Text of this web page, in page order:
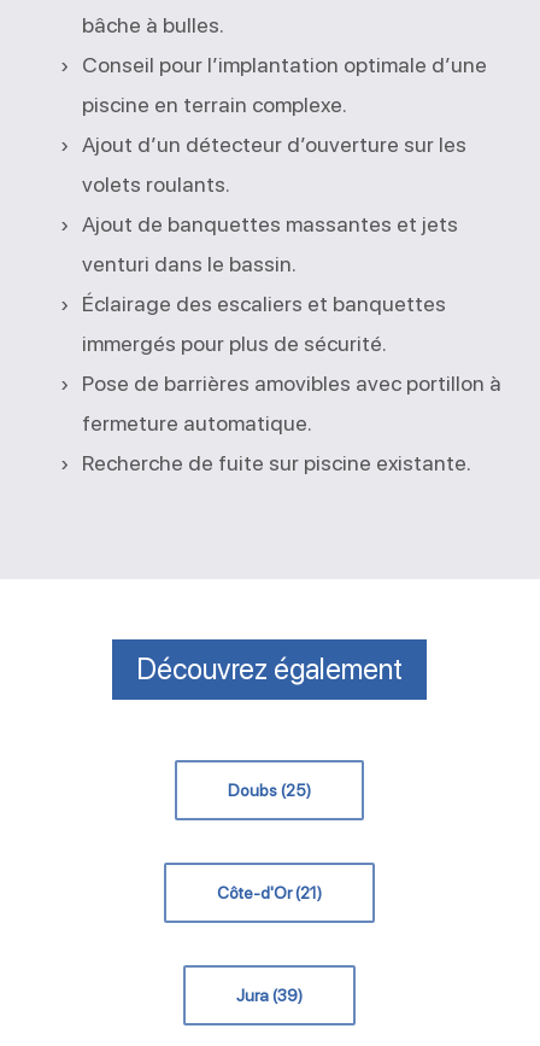
bâche à bulles.
Conseil pour l’implantation optimale d’une
piscine en terrain complexe.
Ajout d’un détecteur d’ouverture sur les
volets roulants.
Ajout de banquettes massantes et jets
venturi dans le bassin.
Éclairage des escaliers et banquettes
immergés pour plus de sécurité.
Pose de barrières amovibles avec portillon à
fermeture automatique.
Recherche de fuite sur piscine existante.
Découvrez également
Doubs (25)
Côte-d'Or (21)
Jura (39)